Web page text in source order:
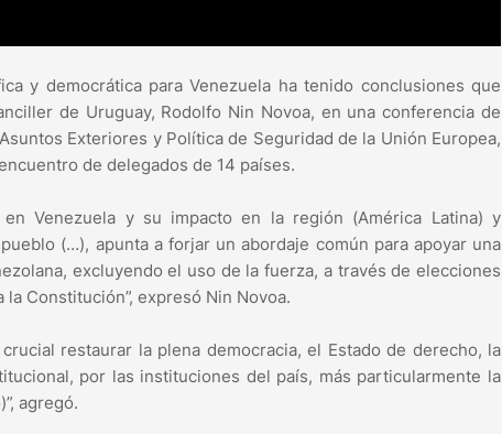
y democrática para Venezuela ha tenido conclusiones que
de Uruguay, Rodolfo Nin Novoa, en una conferencia de
Exteriores y Política de Seguridad de la Unión Europea,
de delegados de 14 países.
Venezuela y su impacto en la región (América Latina) y
(…), apunta a forjar un abordaje común para apoyar una
excluyendo el uso de la fuerza, a través de elecciones
Constitución”, expresó Nin Novoa.
restaurar la plena democracia, el Estado de derecho, la
por las instituciones del país, más particularmente la
agregó.